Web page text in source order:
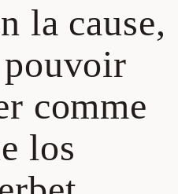
la cause,
comme
los